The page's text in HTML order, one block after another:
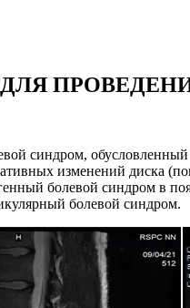
синдром,
изменений диска
болевой синдром в
болевой синдром.